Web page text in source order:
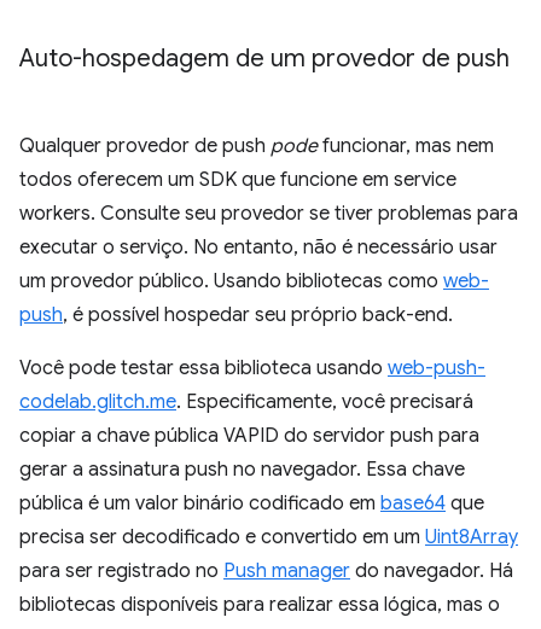
Auto-hospedagem de um provedor de push
Qualquer provedor de push podefuncionar, mas nem
todos oferecem um SDK que funcione em service
workers. Consulte seu provedor se tiver problemas para
executar o serviço. No entanto, não é necessário usar
um provedor público. Usando bibliotecas como web-
push, é possível hospedar seu próprio back-end.
Você pode testar essa biblioteca usando web-push-
codelab.glitch.me. Especificamente, você precisará
copiar a chave pública VAPID do servidor push para
gerar a assinatura push no navegador. Essa chave
pública é um valor binário codificado em base64 que
precisa ser decodificado e convertido em um Uint8Array
para ser registrado no Push manager do navegador. Há
bibliotecas disponíveis para realizar essa lógica, mas o